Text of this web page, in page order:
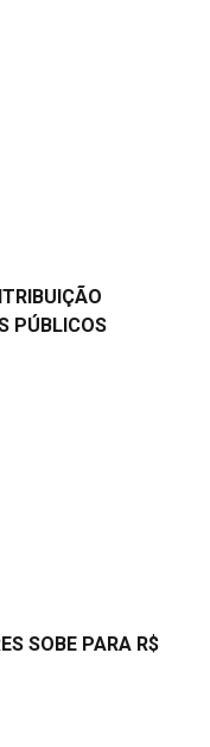
PÚBLICOS
SOBE PARA R$